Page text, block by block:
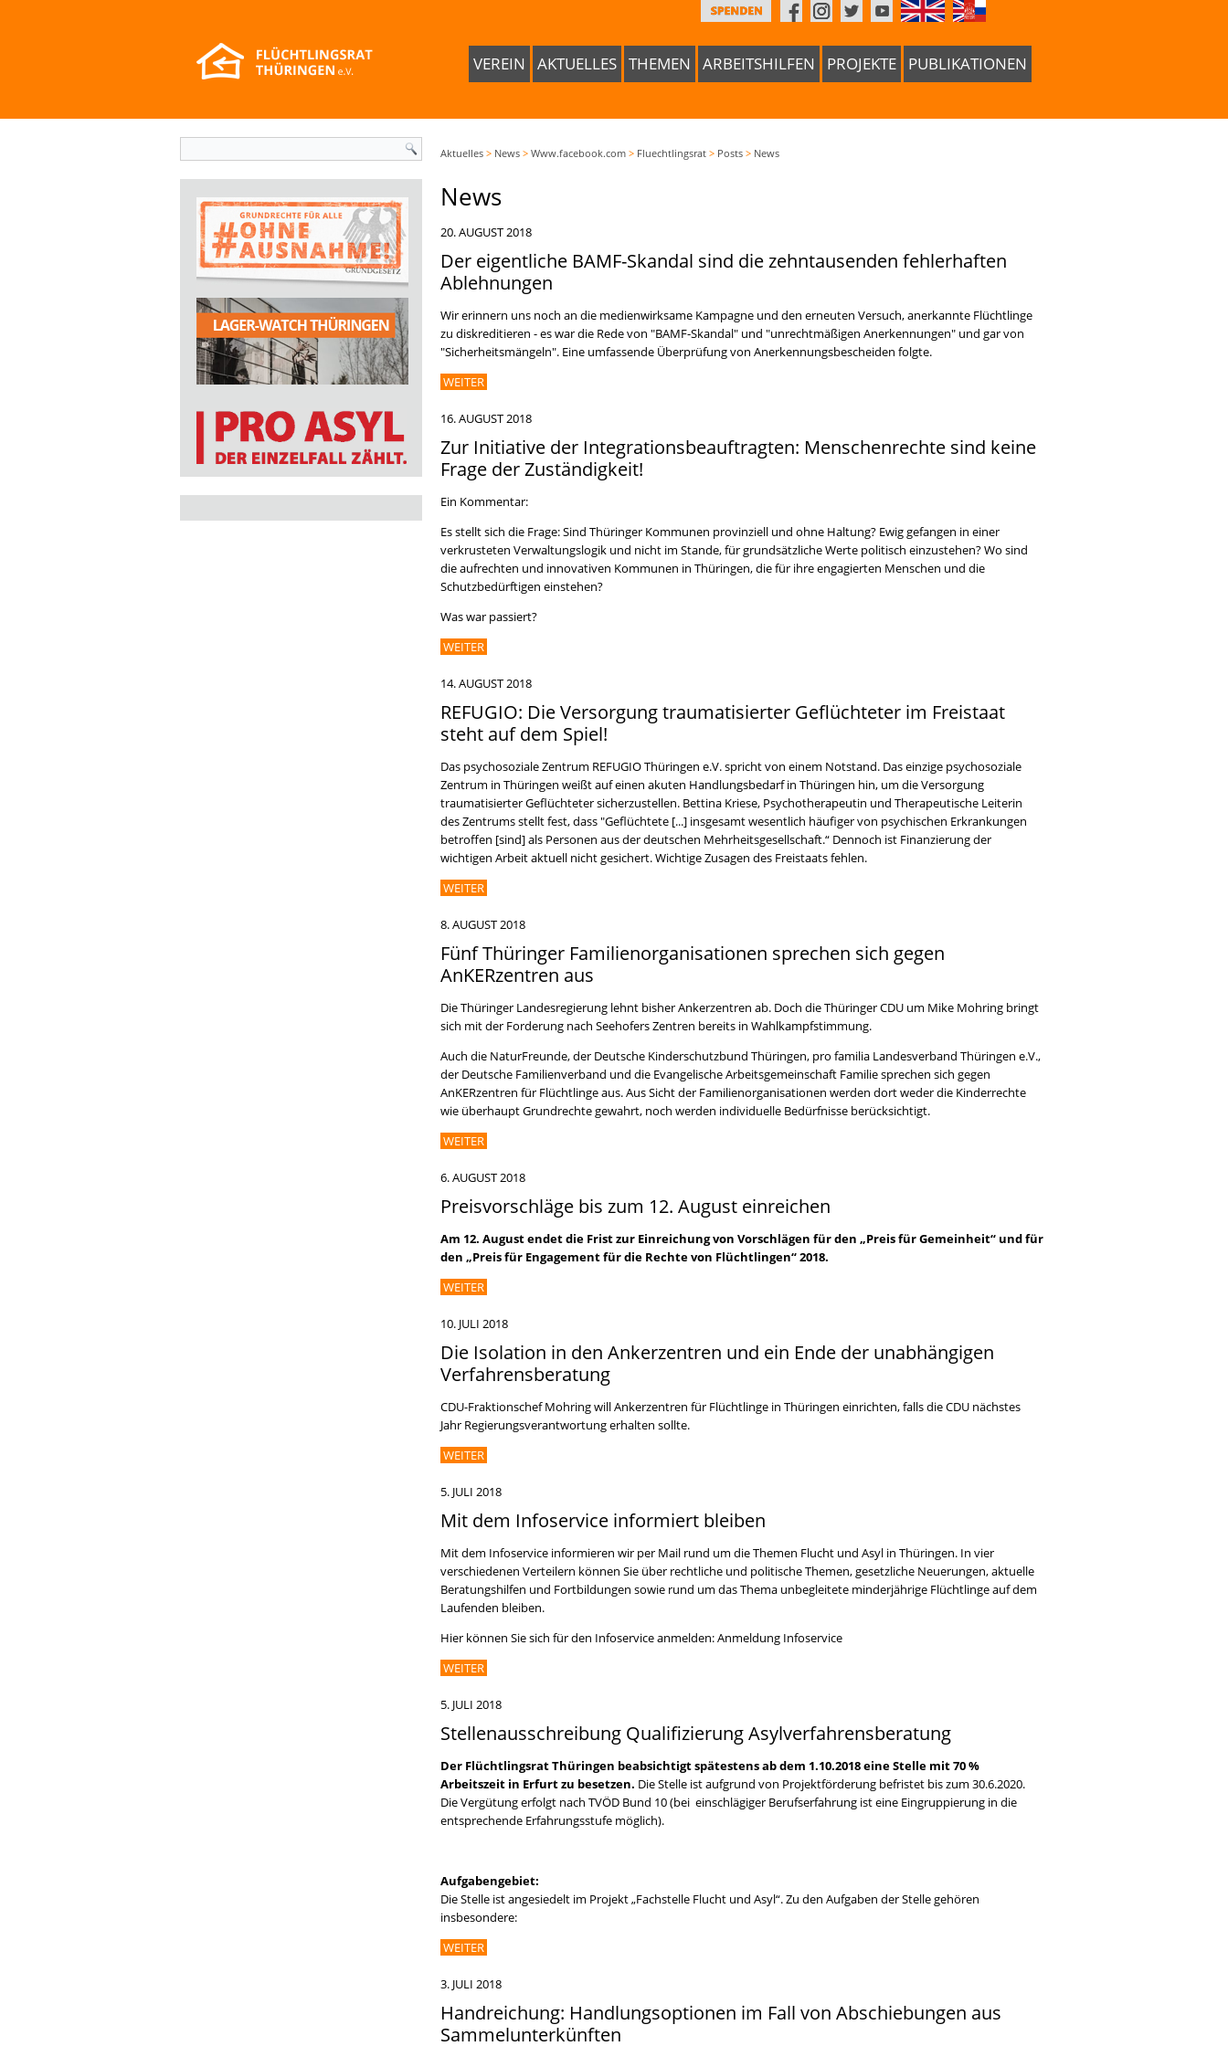
VEREIN AKTUELLES THEMEN ARBEITSHILFEN PROJEKTE PUBLIKATIONEN
Suchformular Aktuelles > News > Www.facebook.com > Fluechtlingsrat > Posts > News
News
20. AUGUST 2018
Der eigentliche BAMF-Skandal sind die zehntausenden fehlerhaften
Ablehnungen
Wir erinnern uns noch an die medienwirksame Kampagne und den erneuten Versuch, anerkannte Flüchtlinge
zu diskreditieren - es war die Rede von "BAMF-Skandal" und "unrechtmäßigen Anerkennungen" und gar von
"Sicherheitsmängeln". Eine umfassende Überprüfung von Anerkennungsbescheiden folgte.
WEITER
16. AUGUST 2018
Zur Initiative der Integrationsbeauftragten: Menschenrechte sind keine
Frage der Zuständigkeit!
Ein Kommentar:
Es stellt sich die Frage: Sind Thüringer Kommunen provinziell und ohne Haltung? Ewig gefangen in einer
verkrusteten Verwaltungslogik und nicht im Stande, für grundsätzliche Werte politisch einzustehen? Wo sind
die aufrechten und innovativen Kommunen in Thüringen, die für ihre engagierten Menschen und die
Schutzbedürftigen einstehen?
Was war passiert?
WEITER
14. AUGUST 2018
REFUGIO: Die Versorgung traumatisierter Geflüchteter im Freistaat
steht auf dem Spiel!
Das psychosoziale Zentrum REFUGIO Thüringen e.V. spricht von einem Notstand. Das einzige psychosoziale
Zentrum in Thüringen weißt auf einen akuten Handlungsbedarf in Thüringen hin, um die Versorgung
traumatisierter Geflüchteter sicherzustellen. Bettina Kriese, Psychotherapeutin und Therapeutische Leiterin
des Zentrums stellt fest, dass "Geflüchtete [...] insgesamt wesentlich häufiger von psychischen Erkrankungen
betroffen [sind] als Personen aus der deutschen Mehrheitsgesellschaft.“ Dennoch ist Finanzierung der
wichtigen Arbeit aktuell nicht gesichert. Wichtige Zusagen des Freistaats fehlen.
WEITER
8. AUGUST 2018
Fünf Thüringer Familienorganisationen sprechen sich gegen
AnKERzentren aus
Die Thüringer Landesregierung lehnt bisher Ankerzentren ab. Doch die Thüringer CDU um Mike Mohring bringt
sich mit der Forderung nach Seehofers Zentren bereits in Wahlkampfstimmung.
Auch die NaturFreunde, der Deutsche Kinderschutzbund Thüringen, pro familia Landesverband Thüringen e.V.,
der Deutsche Familienverband und die Evangelische Arbeitsgemeinschaft Familie sprechen sich gegen
AnKERzentren für Flüchtlinge aus. Aus Sicht der Familienorganisationen werden dort weder die Kinderrechte
wie überhaupt Grundrechte gewahrt, noch werden individuelle Bedürfnisse berücksichtigt.
WEITER
6. AUGUST 2018
Preisvorschläge bis zum 12. August einreichen
Am 12. August endet die Frist zur Einreichung von Vorschlägen für den „Preis für Gemeinheit“ und für
den „Preis für Engagement für die Rechte von Flüchtlingen“ 2018.
WEITER
10. JULI 2018
Die Isolation in den Ankerzentren und ein Ende der unabhängigen
Verfahrensberatung
CDU-Fraktionschef Mohring will Ankerzentren für Flüchtlinge in Thüringen einrichten, falls die CDU nächstes
Jahr Regierungsverantwortung erhalten sollte.
WEITER
5. JULI 2018
Mit dem Infoservice informiert bleiben
Mit dem Infoservice informieren wir per Mail rund um die Themen Flucht und Asyl in Thüringen. In vier
verschiedenen Verteilern können Sie über rechtliche und politische Themen, gesetzliche Neuerungen, aktuelle
Beratungshilfen und Fortbildungen sowie rund um das Thema unbegleitete minderjährige Flüchtlinge auf dem
Laufenden bleiben.
Hier können Sie sich für den Infoservice anmelden: Anmeldung Infoservice
WEITER
5. JULI 2018
Stellenausschreibung Qualifizierung Asylverfahrensberatung
Der Flüchtlingsrat Thüringen beabsichtigt spätestens ab dem 1.10.2018 eine Stelle mit 70 %
Arbeitszeit in Erfurt zu besetzen. Die Stelle ist aufgrund von Projektförderung befristet bis zum 30.6.2020.
Die Vergütung erfolgt nach TVÖD Bund 10 (bei einschlägiger Berufserfahrung ist eine Eingruppierung in die
entsprechende Erfahrungsstufe möglich).
Aufgabengebiet:
Die Stelle ist angesiedelt im Projekt „Fachstelle Flucht und Asyl“. Zu den Aufgaben der Stelle gehören
insbesondere:
WEITER
3. JULI 2018
Handreichung: Handlungsoptionen im Fall von Abschiebungen aus
Sammelunterkünften